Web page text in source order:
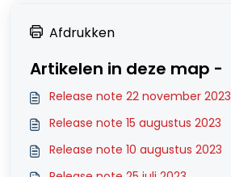
Afdrukken
Artikelen in deze map -
Release note 22 november 2023
Release note 15 augustus 2023
Release note 10 augustus 2023